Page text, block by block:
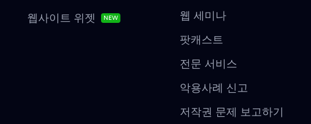
웹사이트 위젯
NEW
웹 세미나
팟캐스트
전문 서비스
악용사례 신고
저작권 문제 보고하기